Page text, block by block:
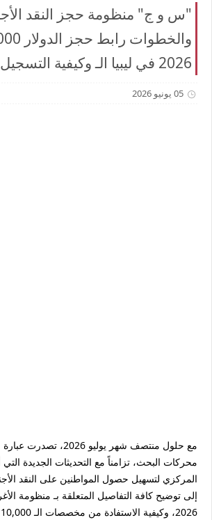
"س و ج" منظومة حجز النقد
2026 في ليبيا الـ وكيفية التسجيل
05 يونيو 2026
مع حلول منتصف شهر يوليو
محركات البحث، تزامناً مع التحديثات الجديدة
المركزي لتسهيل حصول المواطنين على النقد
إلى توضيح كافة التفاصيل المتعلقة بـ منظومة